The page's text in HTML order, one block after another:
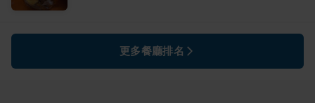
更多餐廳排名